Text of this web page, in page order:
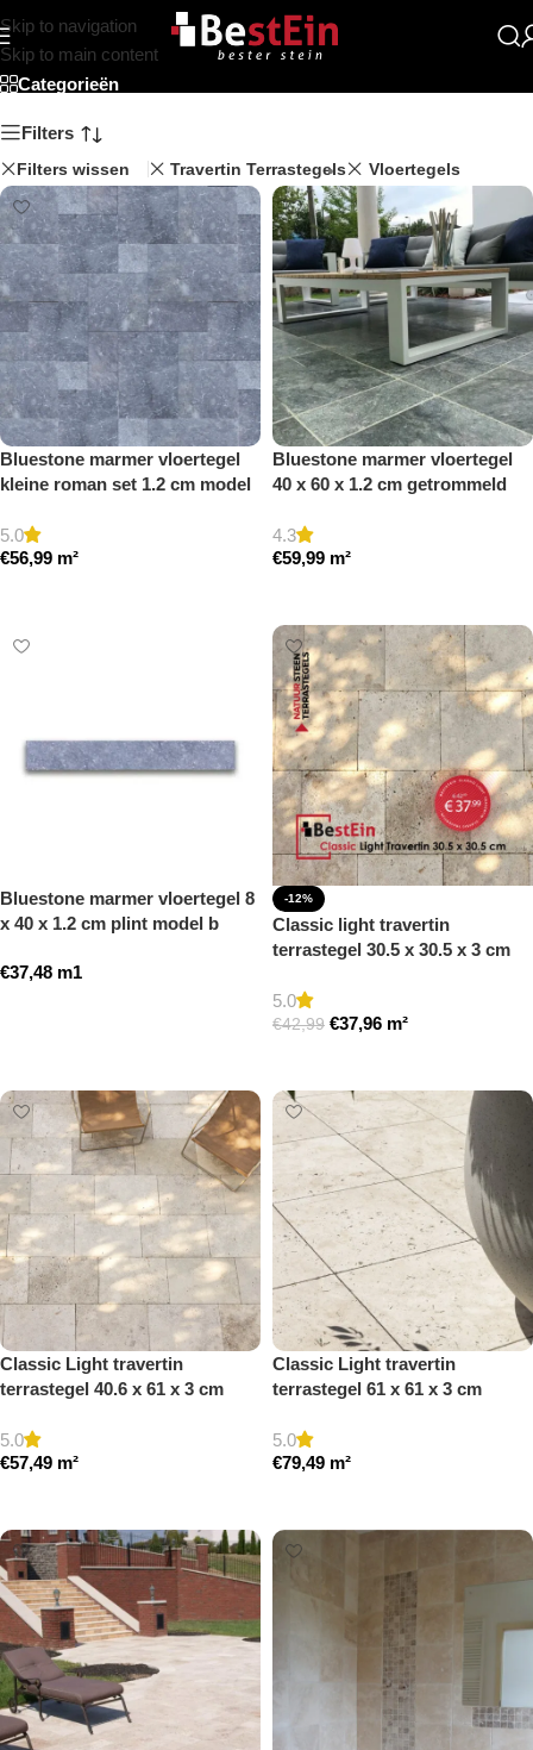
Skip to navigation
Skip to main content
Beststein
Categorieën
Filters
Filters wissen Travertin Terrastegels Vloertegels
Bluestone marmer vloertegel
kleine roman set 1.2 cm model
5.0
€56,99 m²
Bluestone marmer vloertegel
40 x 60 x 1.2 cm getrommeld
4.3
€59,99 m²
Bluestone marmer vloertegel 8
x 40 x 1.2 cm plint model b
€37,48 m1
-12%
Classic light travertin
terrastegel 30.5 x 30.5 x 3 cm
5.0
€42,99 €37,96 m²
Classic Light travertin
terrastegel 40.6 x 61 x 3 cm
5.0
€57,49 m²
Classic Light travertin
terrastegel 61 x 61 x 3 cm
5.0
€79,49 m²